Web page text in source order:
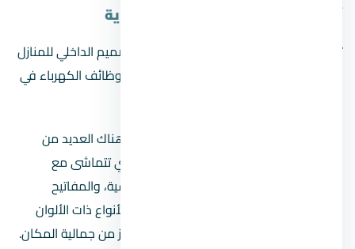
أكسسوارات الكهرباء للمنازل العصرية
تعد أكسسوارات الكهرباء جزءًا هامًا من التصميم الداخلي للمنازل
العصرية، حيث تضيف لمسة جمالية مع تعزيز وظائف الكهرباء في
هناك العديد من
الأنماط العصرية للمفاتيح والمقابس التي تتماشى مع
التصميمات الحديثة، مثل المفاتيح اللمسية، والمفاتيح
المزودة بإضاءة LED. من المهم اختيار الأنواع ذات الألوان
والخامات التي تناسب ديكور الغرف وتعزز من جمالية المكان.